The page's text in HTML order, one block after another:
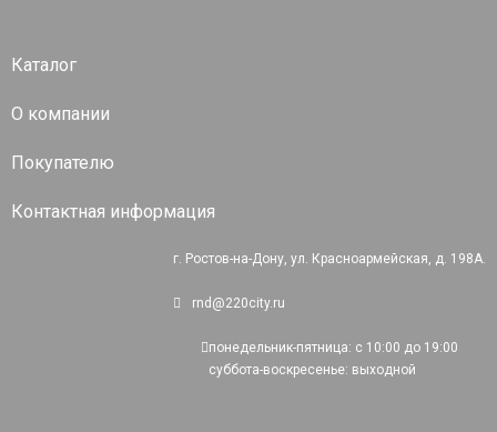
Каталог
О компании
Покупателю
Контактная информация
г. Ростов-на-Дону, ул. Красноармейская, д. 198А.
rnd@220city.ru
понедельник-пятница: с 10:00 до 19:00
суббота-воскресенье: выходной